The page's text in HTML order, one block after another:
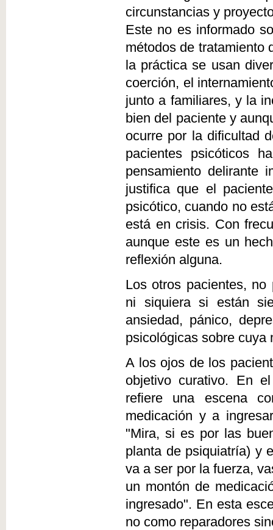
circunstancias y
Este no es informado
métodos de tratamiento
la práctica se usan
coerción, el
junto a familiares, y la
bien del paciente y
ocurre por la dificultad
pacientes psicóticos
pensamiento delirante
justifica que el
psicótico, cuando no
está en crisis. Con
aunque este es un
reflexión alguna.
Los otros pacientes, no
ni siquiera si están
ansiedad, pánico,
psicológicas sobre cuya
A los ojos de los
objetivo curativo. En
refiere una escena
medicación y a
"Mira, si es por las
planta de psiquiatría) y
va a ser por la fuerza,
un montón de
ingresado". En esta
no como reparadores